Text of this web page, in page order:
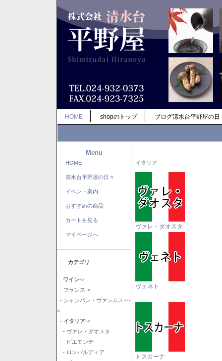
HOME shopのトップ ブログ清水台平野屋の日
Menu
HOME
清水台平野屋の日々
イベント案内
おすすめの商品
カートを見る
マイページへ
カテゴリ
ワイン->
- フランス->
- シャンパン・ヴァンムスー-
>
- イタリア->
- ヴァレ・ダオスタ
- ピエモンテ
- ロンバルディア
イタリア
ヴァレ・ダオスタ
ヴェネト
トスカーナ